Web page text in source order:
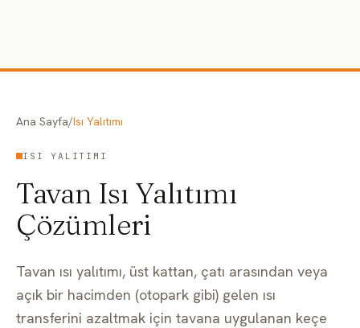
Ana Sayfa/Isı Yalıtımı
ISI YALITIMI
Tavan Isı Yalıtımı
Çözümleri
Tavan ısı yalıtımı, üst kattan, çatı arasından veya
açık bir hacimden (otopark gibi) gelen ısı
transferini azaltmak için tavana uygulanan keçe